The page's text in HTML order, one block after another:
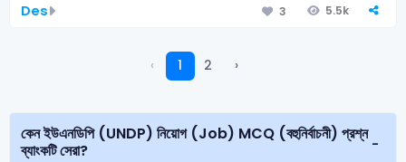
Des 3 5.5k
‹ 1 2 ›
কেন ইউএনডিপি (UNDP) নিয়োগ (Job) MCQ (বহুনির্বাচনী) প্রশ্ন
ব্যাংকটি সেরা?